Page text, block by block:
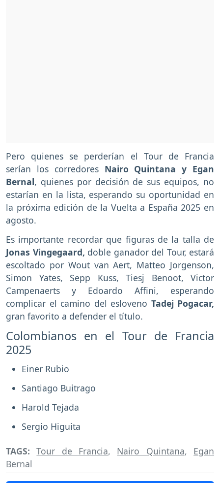
Pero quienes se perderían el Tour de Francia
serían los corredores Nairo Quintana y Egan
Bernal, quienes por decisión de sus equipos, no
estarían en la lista, esperando su oportunidad en
la próxima edición de la Vuelta a España 2025 en
agosto.
Es importante recordar que figuras de la talla de
Jonas Vingegaard, doble ganador del Tour, estará
escoltado por Wout van Aert, Matteo Jorgenson,
Simon Yates, Sepp Kuss, Tiesj Benoot, Victor
Campenaerts y Edoardo Affini, esperando
complicar el camino del esloveno Tadej Pogacar,
gran favorito a defender el título.
Colombianos en el Tour de Francia
2025
Einer Rubio
Santiago Buitrago
Harold Tejada
Sergio Higuita
TAGS:Tour de Francia, Nairo Quintana, Egan
Bernal